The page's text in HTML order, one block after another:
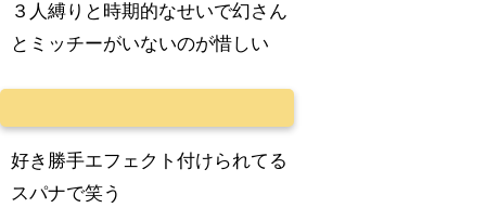
３人縛りと時期的なせいで幻さん
とミッチーがいないのが惜しい
好き勝手エフェクト付けられてる
スパナで笑う